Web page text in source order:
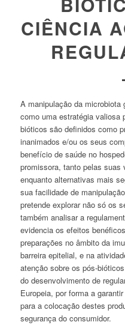
CIÊNCIA
A manipulação da
como uma estratégia valiosa
bióticos são definidos como
inanimados e/ou os seus
benefício de saúde no
promissora, tanto pelas suas
enquanto alternativas mais
sua facilidade de
pretende explorar não só os
também analisar a
evidencia os efeitos
preparações no âmbito da
barreira epitelial, e na
atenção sobre os pós-
do desenvolvimento de
Europeia, por forma a
para a colocação destes
segurança do consumidor.